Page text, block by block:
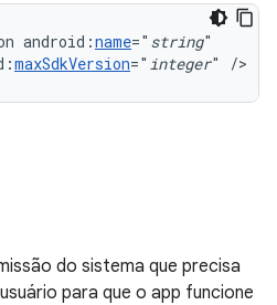
android:name=" string
maxSdkVersion=" integer" />
do sistema que precisa
para que o app funcione